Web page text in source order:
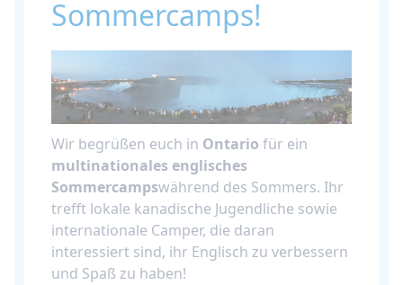
Sommercamps!
Wir begrüßen euch in Ontario für ein
multinationales englisches
Sommercampswährend des Sommers. Ihr
trefft lokale kanadische Jugendliche sowie
internationale Camper, die daran
interessiert sind, ihr Englisch zu verbessern
und Spaß zu haben!